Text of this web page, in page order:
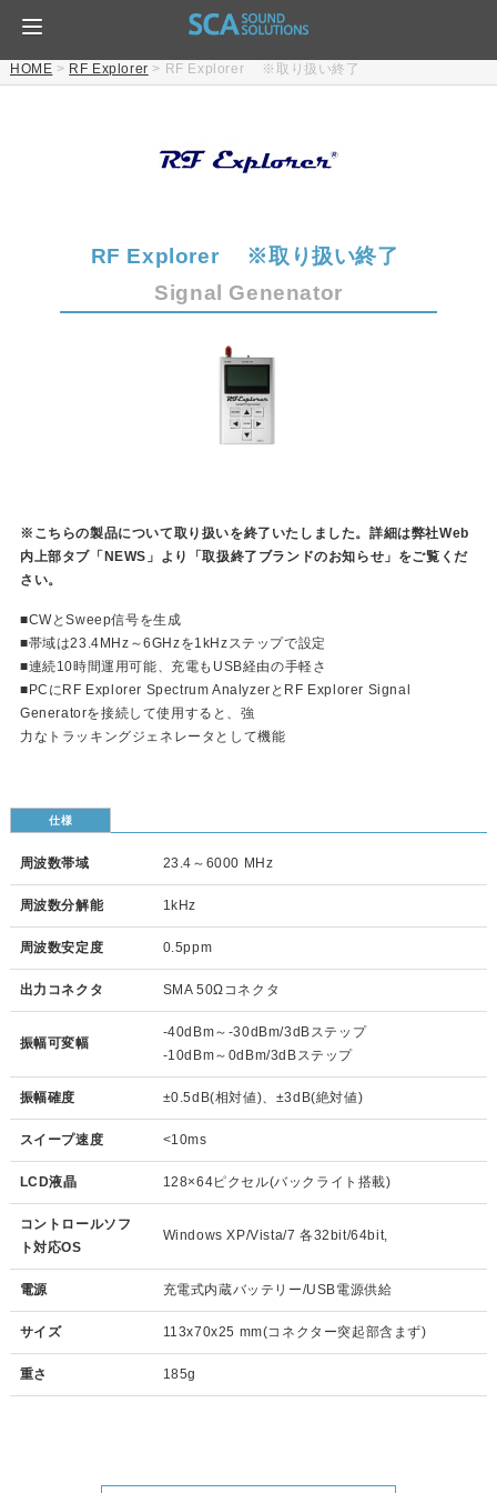
HOME > RF Explorer > RF Explorer ※取り扱い終了
RF Explorer ※取り扱い終了
Signal Genenator
※こちらの製品について取り扱いを終了いたしました。詳細は弊社Web
内上部タブ「NEWS」より「取扱終了ブランドのお知らせ」をご覧くだ
さい。
■CWとSweep信号を生成
■帯域は23.4MHz～6GHzを1kHzステップで設定
■連続10時間運用可能、充電もUSB経由の手軽さ
■PCにRF Explorer Spectrum AnalyzerとRF Explorer Signal
Generatorを接続して使用すると、強
力なトラッキングジェネレータとして機能
仕様
周波数帯域 23.4～6000 MHz
周波数分解能 1kHz
周波数安定度 0.5ppm
出力コネクタ SMA 50Ωコネクタ
振幅可変幅
-40dBm～-30dBm/3dBステップ
-10dBm～0dBm/3dBステップ
振幅確度 ±0.5dB(相対値)、±3dB(絶対値)
スイープ速度 <10ms
LCD液晶 128×64ピクセル(バックライト搭載)
コントロールソフ
ト対応OS
Windows XP/Vista/7 各32bit/64bit,
電源 充電式内蔵バッテリー/USB電源供給
サイズ 113x70x25 mm(コネクター突起部含まず)
重さ 185g